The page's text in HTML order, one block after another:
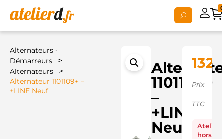
Alternateurs -
Démarreurs
>
Alternateurs >
Alternateur 1101109+ –
+LINE Neuf
1101109+
–
+LINE
Neuf
Prix
TTC
Atelier
hors